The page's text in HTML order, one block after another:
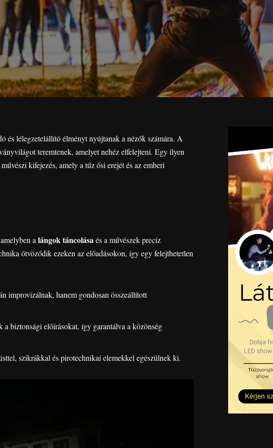
és lélegzetelállító élményt nyújtanak a nézők számára. A
teremtenek, amelyet nehéz elfelejteni. Egy ilyen
kifejezés, amely a tűz ősi erejét és az emberi
a lángok táncolásaés a művészek precíz
ötvöződik ezeken az előadásokon, így egy felejthetetlen
improvizálnak, hanem gondosan összeállított
biztonsági előírásokat, így garantálva a közönség
szikrákkal és pirotechnikai elemekkel egészülnek ki.